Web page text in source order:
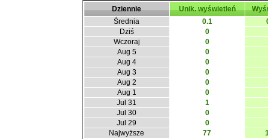
Dziennie Unik. wyświetleń
Średnia
0.1
Dziś
0
Wczoraj
0
Aug 5
0
Aug 4
0
Aug 3
0
Aug 2
0
Aug 1
0
Jul 31
1
Jul 30
0
Jul 29
0
Najwyższe
77